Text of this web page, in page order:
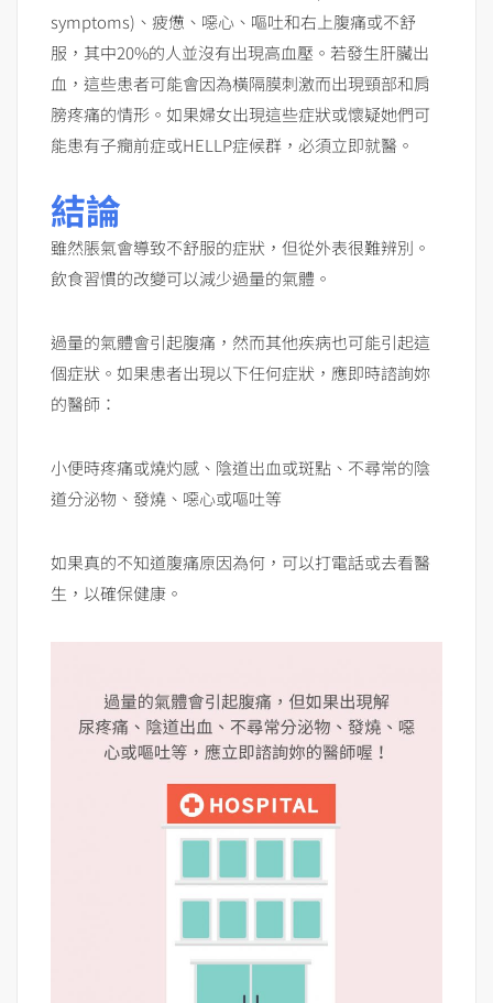
symptoms)、疲憊、噁心、嘔吐和右上腹痛或不舒
服，其中20%的人並沒有出現高血壓。若發生肝臟出
血，這些患者可能會因為橫隔膜刺激而出現頸部和肩
膀疼痛的情形。如果婦女出現這些症狀或懷疑她們可
能患有子癇前症或HELLP症候群，必須立即就醫。
結論
雖然脹氣會導致不舒服的症狀，但從外表很難辨別。
飲食習慣的改變可以減少過量的氣體。
過量的氣體會引起腹痛，然而其他疾病也可能引起這
個症狀。如果患者出現以下任何症狀，應即時諮詢妳
的醫師：
小便時疼痛或燒灼感、陰道出血或斑點、不尋常的陰
道分泌物、發燒、噁心或嘔吐等
如果真的不知道腹痛原因為何，可以打電話或去看醫
生，以確保健康。